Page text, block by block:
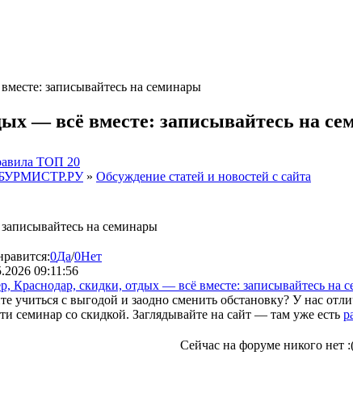
записывайтесь на семинары
— всё вместе: записывайтесь на
ТОП 20
» Обсуждение статей и новостей с сайта
на семинары
0Да/0Нет
09:11:56
Краснодар, скидки, отдых — всё вместе: записывайтесь на
учиться с выгодой и заодно сменить обстановку? У нас
семинар со скидкой. Заглядывайте на сайт — там уже есть
Сейчас на форуме никого нет